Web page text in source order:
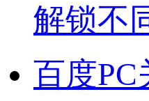
解锁不
百度PC